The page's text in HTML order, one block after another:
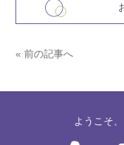
« 前の記事へ
ようこそ